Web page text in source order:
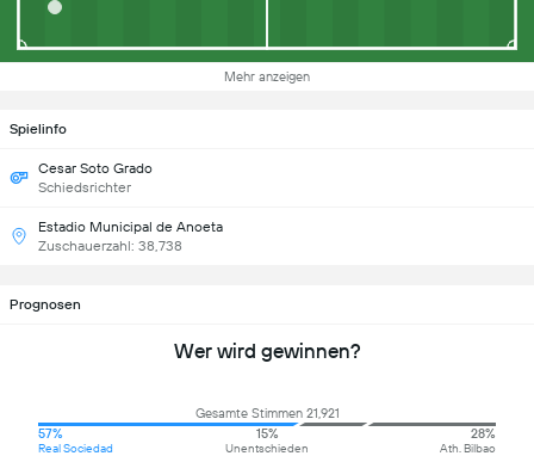
Mehr anzeigen
Spielinfo
Cesar Soto Grado
Schiedsrichter
Estadio Municipal de Anoeta
Zuschauerzahl: 38,738
Prognosen
Wer wird gewinnen?
Gesamte Stimmen 21,921
57%
Real Sociedad
15%
Unentschieden
28%
Ath. Bilbao